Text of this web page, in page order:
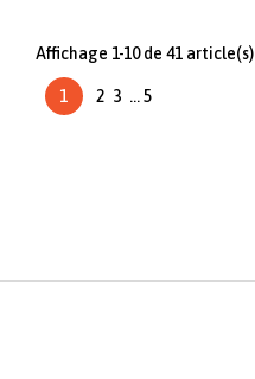
Affichage 1-10 de 41 article(s)
1 2 3 …5